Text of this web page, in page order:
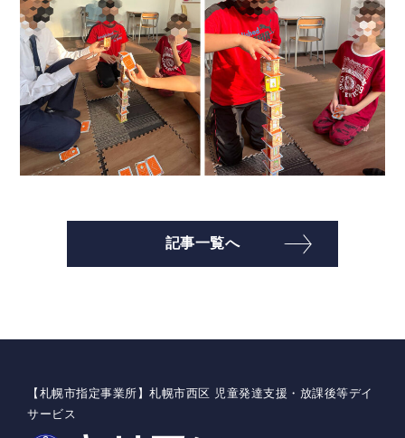
記事一覧へ
【札幌市指定事業所】札幌市西区 児童発達支援・放課後等デイ
サービス